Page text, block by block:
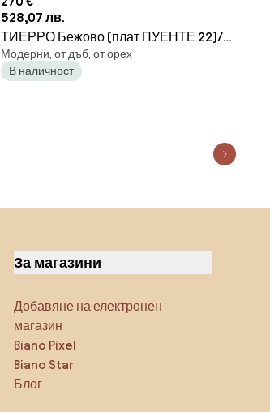
528,07 лв.
ТИЕРРО Бежово (плат ПУЕНТЕ 22)/
конструкция Орех - ДЪРВЕН
ТАПИЦИРАН СТОЛ ЗА ДНЕВНА
Модерни, от дъб, от орех
В наличност
За магазини
Добавяне на електронен
магазин
Biano Pixel
Biano Star
Блог